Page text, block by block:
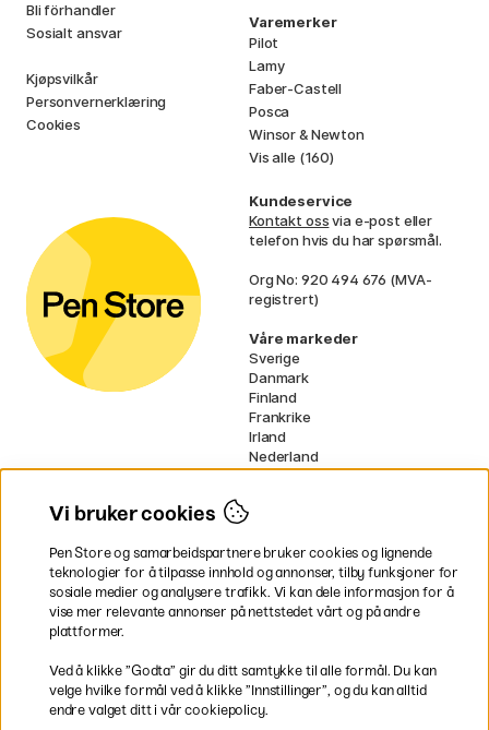
Bli förhandler
Sosialt ansvar
Kjøpsvilkår
Personvernerklæring
Cookies
Varemerker
Pilot
Lamy
Faber-Castell
Posca
Winsor & Newton
Vis alle (160)
Kundeservice
Kontakt ossvia e-post eller
telefon hvis du har spørsmål.
Org No: 920 494 676 (MVA-
registrert)
Våre markeder
Sverige
Danmark
Finland
Frankrike
Irland
Nederland
Tyskland
* Spesifikkefraktvilkårgjelder for
voluminøse varer.
Vi bruker cookies
Pen Store og samarbeidspartnere bruker cookies og lignende
teknologier for å tilpasse innhold og annonser, tilby funksjoner for
sosiale medier og analysere trafikk. Vi kan dele informasjon for å
vise mer relevante annonser på nettstedet vårt og på andre
plattformer.
Ved å klikke ”Godta” gir du ditt samtykke til alle formål. Du kan
velge hvilke formål ved å klikke ”Innstillinger”, og du kan alltid
endre valget ditt i vår cookiepolicy.